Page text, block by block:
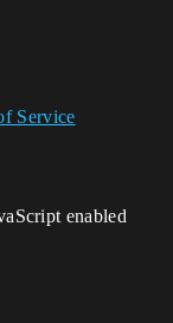
Service
enabled